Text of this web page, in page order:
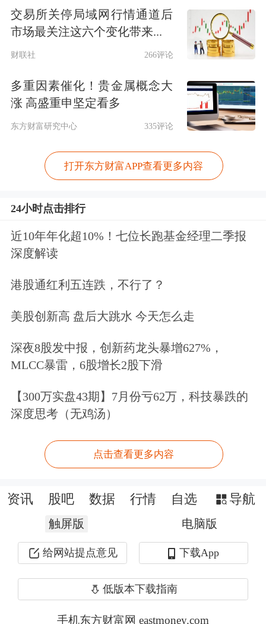
网需要时，优先调节具备可观、可测、
可调、可控能力的电站，并对其损失电
量给予全额市场化补偿。国网安徽电力
调控中心副处长李智介绍，春节假期是
传统用电低谷期，今年春节，安徽累计
4天次组织16.6万户分布式光伏参与调
节，调节电量1.04亿千瓦时，并及时完
成了补偿和分摊结算。
在用电侧，居民填谷充电新场景作用初
显。今年春节期间，安徽将需求响应对
象延伸至海量居民电动汽车用户。通过
精准经济激励，引导居民在午间光伏大
发时段充电，有序组织46.39万户次私
谷负荷，消纳绿电431.71万千瓦时。
在技术层面，江苏电网创新开展基于基
准站聚合感知的分布式光伏可观可测系
统建设，采用“以点带面”观测手段，利
用光伏出力空间相关性，基于集中式光
伏出力推算低压分布式光伏出力，实现
低压分布式光伏全量观测，解决低压分
布式光伏缺乏实时观测难题，为电网实
时平衡调控决策提供依据。
储能是提升新能源消纳水平的重要支
交易所关停局域网行情通道后
市场最关注这六个变化带来...
财联社 266评论
多重因素催化！贵金属概念大
涨 高盛重申坚定看多
东方财富研究中心 335评论
打开东方财富APP查看更多内容
24小时点击排行
近10年年化超10%！七位长跑基金经理二季报
深度解读
港股通红利五连跌，不行了？
美股创新高 盘后大跳水 今天怎么走
深夜8股发中报，创新药龙头暴增627%，
MLCC暴雷，6股增长2股下滑
【300万实盘43期】7月份亏62万，科技暴跌的
深度思考（无鸡汤）
点击查看更多内容
资讯 股吧 数据 行情 自选 导航
触屏版 电脑版
给网站提点意见 下载App
低版本下载指南
手机东方财富网 eastmoney.com